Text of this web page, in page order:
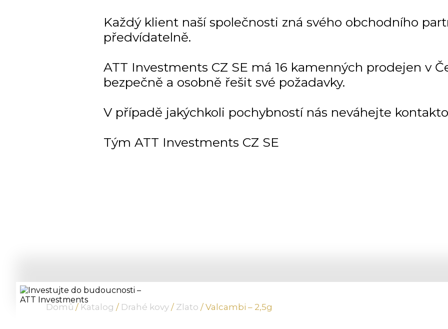
Každý klient naší společnosti zná svého obchodního
předvídatelně.
ATT Investments CZ SE má 16 kamenných prodejen v
bezpečně a osobně řešit své požadavky.
V případě jakýchkoli pochybností nás neváhejte
Tým ATT Investments CZ SE
Domů / Katalog / Drahé kovy / Zlato / Valcambi – 2,5g